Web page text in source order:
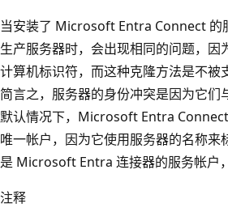
当安装了 Microsoft Entra Connect 的
生产服务器时，会出现相同的问题，因
计算机标识符，而这种克隆方法是不被
简言之，服务器的身份冲突是因为它们
默认情况下，Microsoft Entra
唯一帐户，因为它使用服务器的名称来
是 Microsoft Entra 连接器的服务帐户
注释